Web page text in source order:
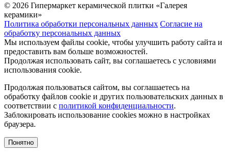
© 2026 Гипермаркет керамической плитки «Галерея
керамики»
Политика обработки персональных данных Согласие на
обработку персональных данных
Мы используем файлы cookie, чтобы улучшить работу сайта и
предоставить вам больше возможностей.
Продолжая использовать сайт, вы соглашаетесь с условиями
использования cookie.
Продолжая пользоваться сайтом, вы соглашаетесь на
обработку файлов cookie и других пользовательских данных в
соответствии с политикой конфиденциальности.
Заблокировать использование cookies можно в настройках
браузера.
Понятно